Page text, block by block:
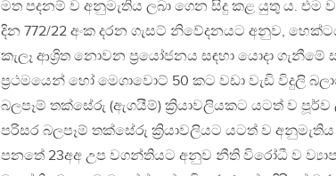
මත පදනම් ව අනුමැතිය ලබා ගෙන සිදු කළ යුතු ය. එම
දින 772/22 අංක දරන ගැසට් නිවේදනයට අනුව,
කැලෑ ආශ්‍රිත නොවන ප්‍රයෝජනය සඳහා යොදා ගැනීමේ
ප්‍රථමයෙන් හෝ මෙගාවොට් 50 කට වඩා වැඩි විදුලි
බලපෑම් තක්සේරු (ඇගයීම්) ක්‍රියාවලියකට යටත් ව පූර්ව
පරිසර බලපෑම් තක්සේරු ක්‍රියාවලියට යටත් ව
පනතේ 23අඅ උප වගන්තියට අනුව නීති විරෝධී ව